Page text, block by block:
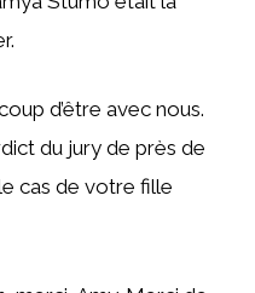
d’être avec nous.
du jury de près de
cas de votre fille